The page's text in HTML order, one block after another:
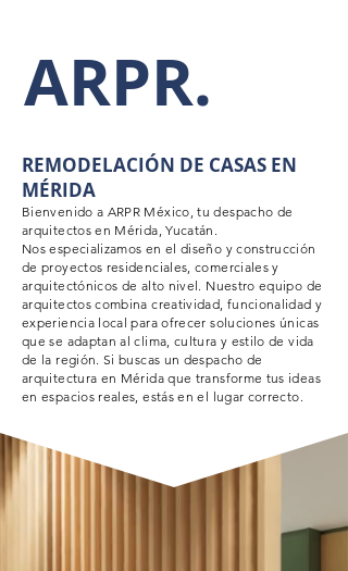
ARPR.
REMODELACIÓN DE CASAS EN
MÉRIDA
Bienvenido a ARPR México, tu despacho de
arquitectos en Mérida, Yucatán.
Nos especializamos en el diseño y construcción
de proyectos residenciales, comerciales y
arquitectónicos de alto nivel. Nuestro equipo de
arquitectos combina creatividad, funcionalidad y
experiencia local para ofrecer soluciones únicas
que se adaptan al clima, cultura y estilo de vida
de la región. Si buscas un despacho de
arquitectura en Mérida que transforme tus ideas
en espacios reales, estás en el lugar correcto.